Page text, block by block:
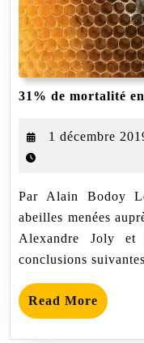
31% de mortalité
1 décembre
Par Alain Bodoy Les enquête sur la mortalité des
abeilles menées
Alexandre Joly et
conclusions
Read More Read
More